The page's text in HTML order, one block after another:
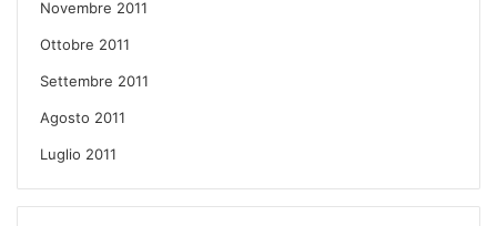
Novembre 2011
Ottobre 2011
Settembre 2011
Agosto 2011
Luglio 2011